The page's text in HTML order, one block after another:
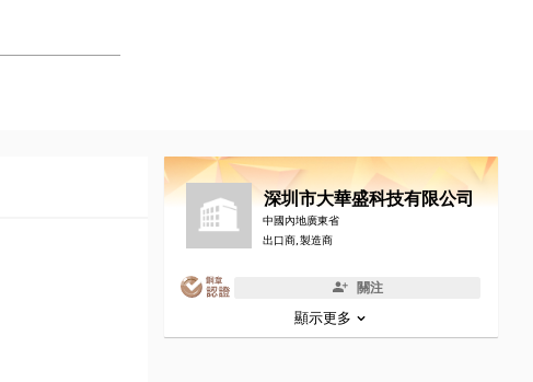
深圳市大華盛科技有限公司
中國內地廣東省
出口商, 製造商
關注
顯示更多